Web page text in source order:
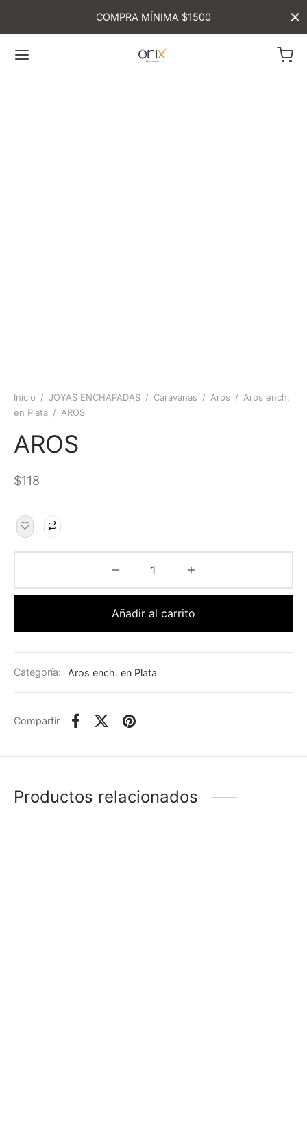
COMPRA MÍNIMA $1500
Inicio / JOYAS ENCHAPADAS / Caravanas / Aros / Aros ench.
en Plata / AROS
AROS
$118
Añadir al carrito
Categoría: Aros ench. en Plata
Compartir
Productos relacionados